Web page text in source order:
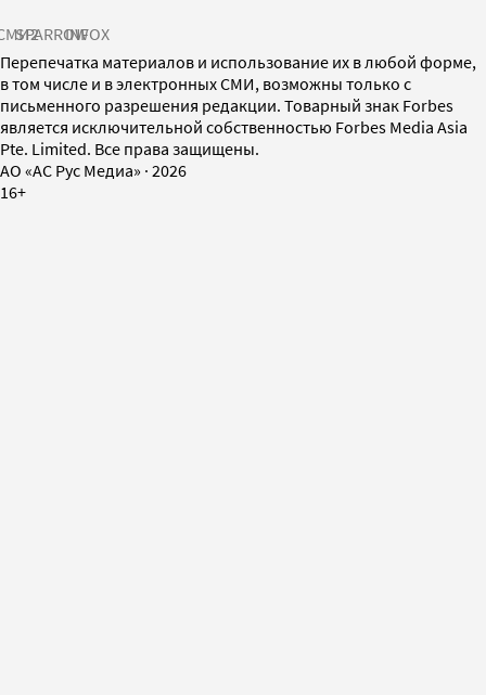
SPARROWINFOX
Перепечатка материалов и использование их в любой форме,
в том числе и в электронных СМИ, возможны только с
письменного разрешения редакции. Товарный знак Forbes
является исключительной собственностью Forbes Media Asia
Pte. Limited. Все права защищены.
AO «АС Рус Медиа» · 2026
16+